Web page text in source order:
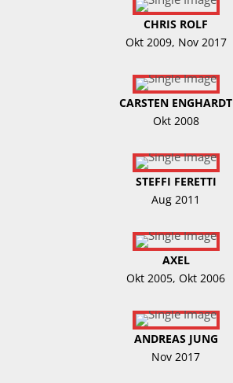
CHRIS ROLF
Okt 2009, Nov 2017
CARSTEN ENGHARDT
Okt 2008
STEFFI FERETTI
Aug 2011
AXEL
Okt 2005, Okt 2006
ANDREAS JUNG
Nov 2017